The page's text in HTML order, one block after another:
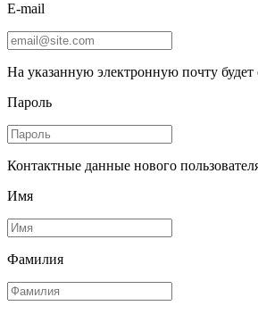
E-mail
На указанную электронную почту
Пароль
Контактные данные нового
Имя
Фамилия